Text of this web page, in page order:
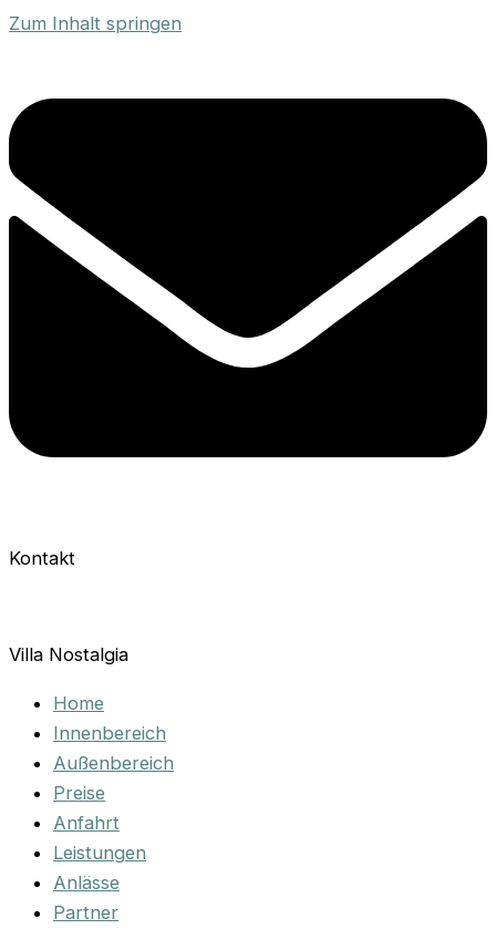
Zum Inhalt springen
Kontakt
Villa Nostalgia
Home
Innenbereich
Außenbereich
Preise
Anfahrt
Leistungen
Anlässe
Partner